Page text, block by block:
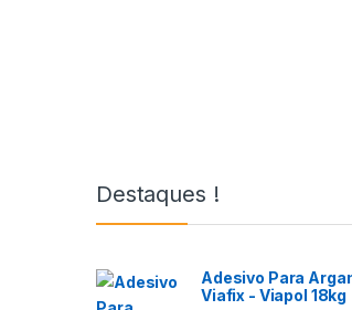
Destaques !
Adesivo Para
Viafix - Viapol 18kg